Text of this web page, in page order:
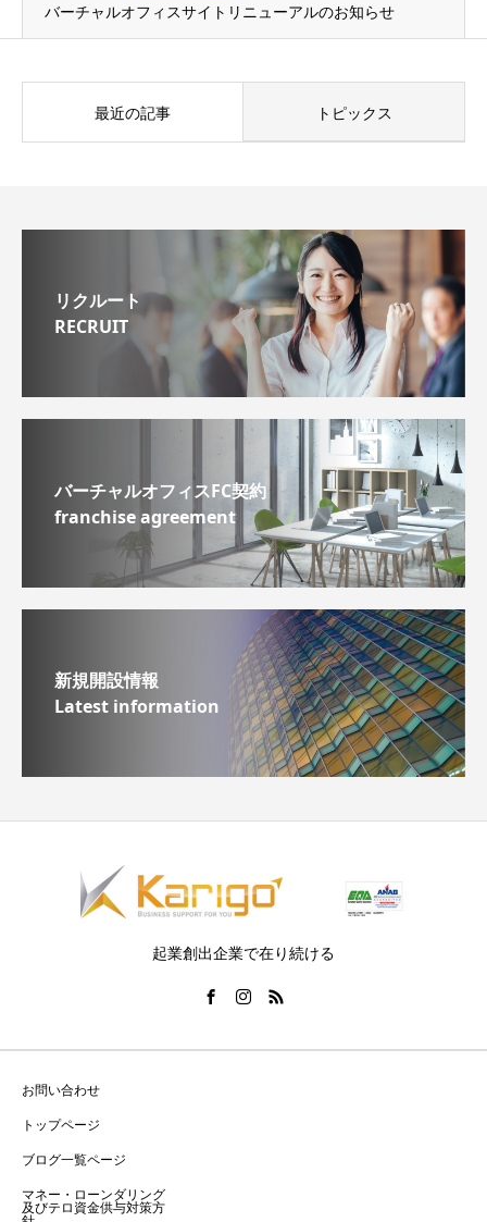
バーチャルオフィスサイトリニューアルのお知らせ
最近の記事 トピックス
リクルート
RECRUIT
バーチャルオフィスFC契約
franchise agreement
新規開設情報
Latest information
起業創出企業で在り続ける
お問い合わせ
トップページ
ブログ一覧ページ
マネー・ローンダリング
及びテロ資金供与対策方